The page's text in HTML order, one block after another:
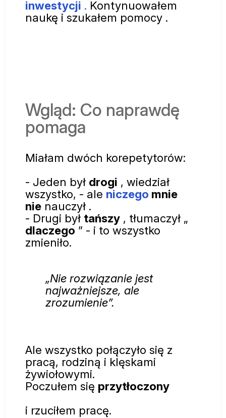
inwestycji . Kontynuowałem
naukę i szukałem pomocy .
Wgląd: Co naprawdę
pomaga
Miałam dwóch korepetytorów:
- Jeden był drogi , wiedział
wszystko, - ale niczego mnie
nie nauczył .
- Drugi był tańszy , tłumaczył „
dlaczego ” - i to wszystko
zmieniło.
„Nie rozwiązanie jest
najważniejsze, ale
zrozumienie”.
Ale wszystko połączyło się z
pracą, rodziną i klęskami
żywiołowymi.
Poczułem się przytłoczony
i rzuciłem pracę.